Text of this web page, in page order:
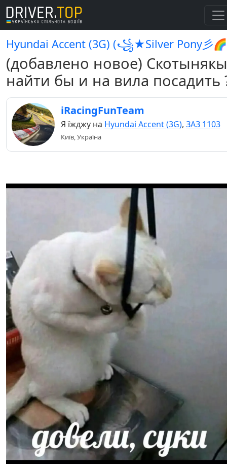
Hyundai Accent (3G) (꧁★Silver Pony彡
(добавлено новое)
найти бы и на вила посадить
iRacingFunTeam
Я їжджу на Hyundai Accent (3G), ЗАЗ 1103
Київ, Україна